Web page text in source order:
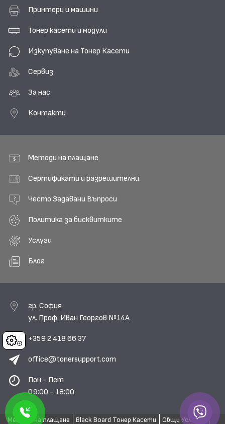
Cookies
Принтери и машини
Тонер касети и модули
Изкупуване на Тонер Касети
Сервиз
За нас
Контакти
Методи на плащане
Сертификати и разрешителни
Често Задавани Въпроси
Политика за бисквитките
Услуги
Блог
гр. София
ул. Проф. Иван Георгов №14А
+359 2 418 66 37
office@tonersupport.com
Пон - Пет
09:00 - 18:00
Методи на плащане Black Board Тонер Касети Общи Условия